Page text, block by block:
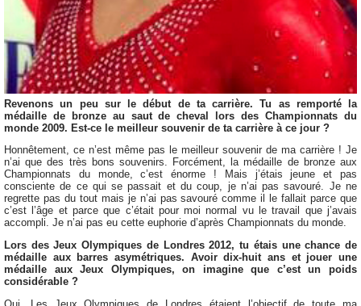
Revenons un peu sur le début de ta carrière. Tu as remporté la
médaille de bronze au saut de cheval lors des Championnats du
monde 2009. Est-ce le meilleur souvenir de ta carrière à ce jour ?
Honnêtement, ce n’est même pas le meilleur souvenir de ma carrière ! Je
n’ai que des très bons souvenirs. Forcément, la médaille de bronze aux
Championnats du monde, c’est énorme ! Mais j’étais jeune et pas
consciente de ce qui se passait et du coup, je n’ai pas savouré. Je ne
regrette pas du tout mais je n’ai pas savouré comme il le fallait parce que
c’est l’âge et parce que c’était pour moi normal vu le travail que j’avais
accompli. Je n’ai pas eu cette euphorie d’après Championnats du monde.
Lors des Jeux Olympiques de Londres 2012, tu étais une chance de
médaille aux barres asymétriques. Avoir dix-huit ans et jouer une
médaille aux Jeux Olympiques, on imagine que c’est un poids
considérable ?